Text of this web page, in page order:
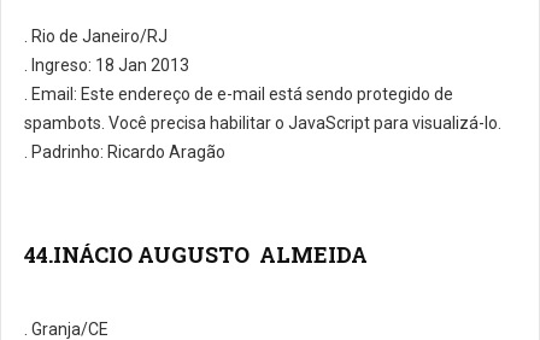
. Rio de Janeiro/RJ
. Ingreso: 18 Jan 2013
. Email: Este endereço de e-mail está sendo protegido de
spambots. Você precisa habilitar o JavaScript para visualizá-lo.
. Padrinho: Ricardo Aragão
44.INÁCIO AUGUSTO ALMEIDA
. Granja/CE